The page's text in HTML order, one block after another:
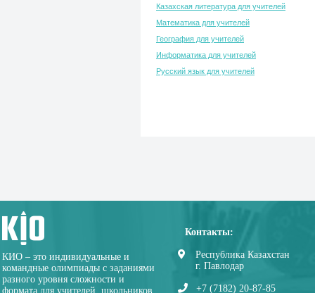
Казахская литература для учителей
Математика для учителей
География для учителей
Информатика для учителей
Русский язык для учителей
КИО – это индивидуальные и
командные олимпиады с заданиями
разного уровня сложности и
формата для учителей, школьников
Контакты:
Республика Казахстан
г. Павлодар
+7 (7182) 20-87-85